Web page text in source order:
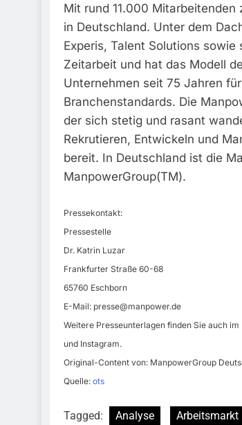
Mit rund 11.000
in Deutschland. Unter dem
Experis, Talent Solutions
Zeitarbeit und hat das Modell
Unternehmen seit 75 Jahren
Branchenstandards. Die
der sich stetig und rasant
Rekrutieren, Entwickeln und
bereit. In Deutschland ist die
ManpowerGroup(TM).
Pressekontakt:
Pressestelle
Dr. Katrin Luzar
Frankfurter Straße 60-68
65760 Eschborn
E-Mail: presse@manpower.de
Weitere Presseunterlagen finden Sie auch
und Instagram.
Original-Content von: ManpowerGroup
Quelle: ots
Tagged: Analyse Arbeitsmarkt